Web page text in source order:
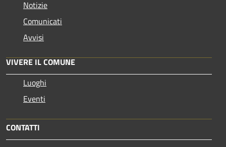
Notizie
Comunicati
Avvisi
VIVERE IL COMUNE
Luoghi
Eventi
CONTATTI